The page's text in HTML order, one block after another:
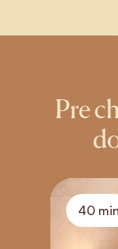
Pre
40 min